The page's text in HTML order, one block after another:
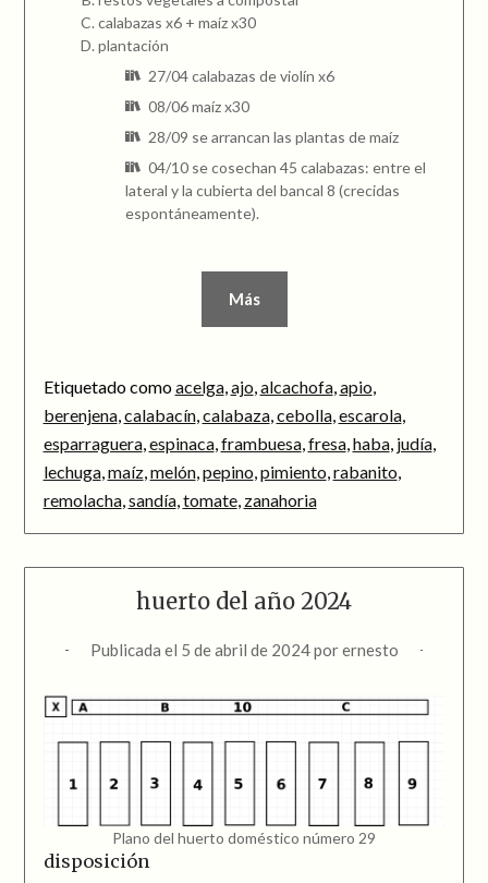
calabazas x6 + maíz x30
plantación
27/04 calabazas de violín x6
08/06 maíz x30
28/09 se arrancan las plantas de maíz
04/10 se cosechan 45 calabazas: entre el
lateral y la cubierta del bancal 8 (crecidas
espontáneamente).
Más
Etiquetado comoacelga,ajo,alcachofa,apio,
berenjena,calabacín,calabaza,cebolla,escarola,
esparraguera,espinaca,frambuesa,fresa,haba, judía,
lechuga,maíz,melón,pepino,pimiento,rabanito,
remolacha,sandía,tomate, zanahoria
huerto del año 2024
Publicada el 5 de abril de 2024porernesto
Plano del huerto doméstico número 29
disposición